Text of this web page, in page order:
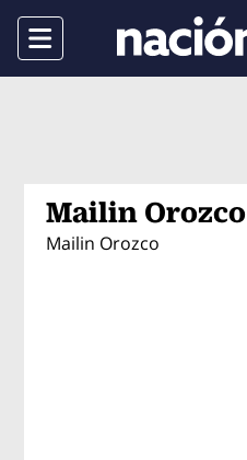
Menu
Mailin Orozco
Mailin Orozco